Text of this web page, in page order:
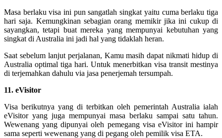
Masa berlaku visa ini pun sangatlah singkat yaitu cuma berlaku tiga
hari saja. Kemungkinan sebagian orang memikir jika ini cukup di
sayangkan, tetapi buat mereka yang mempunyai kebutuhan yang
singkat di Australia ini jadi hal yang tidaklah heran.
Saat sebelum lanjut perjalanan, Kamu masih dapat nikmati hidup di
Australia optimal tiga hari. Untuk menerbitkan visa transit mestinya
di terjemahkan dahulu via jasa penerjemah tersumpah.
11. eVisitor
Visa berikutnya yang di terbitkan oleh pemerintah Australia ialah
eVisitor yang juga mempunyai masa berlaku sampai satu tahun.
Wewenang yang dipunyai oleh pemegang visa eVisitor ini hampir
sama seperti wewenang yang di pegang oleh pemilik visa ETA.